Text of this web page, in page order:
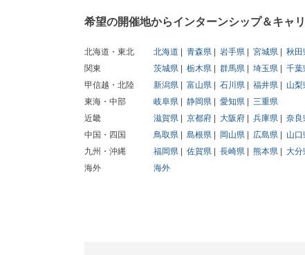
希望の開催地からインターンシップ＆キャ
北海道・東北 北海道 青森県 岩手県 宮城県 秋田
関東
茨城県 栃木県 群馬県 埼玉県 千葉
甲信越・北陸
新潟県 富山県 石川県 福井県 山梨
東海・中部
岐阜県 静岡県 愛知県
三重県
近畿
滋賀県 京都府 大阪府 兵庫県 奈良
中国・四国
鳥取県 島根県 岡山県 広島県 山口
九州・沖縄
福岡県 佐賀県 長崎県 熊本県 大分
海外
海外